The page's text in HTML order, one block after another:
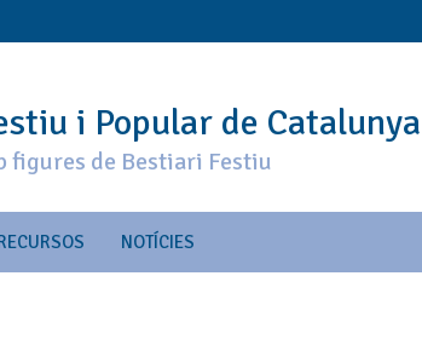
i Popular de Catalunya
figures de Bestiari Festiu
NOTÍCIES